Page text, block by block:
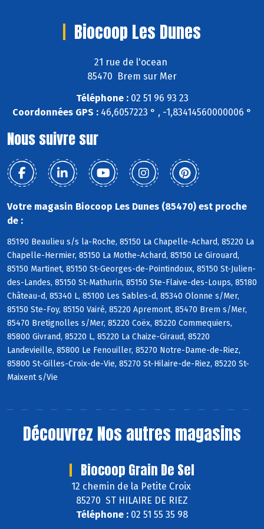
Biocoop Les Dunes
21 rue de l'ocean
85470 Brem sur Mer
Téléphone :02 51 96 93 23
Coordonnées GPS : 46,6057223 ° , -1,83414560000006 °
Nous suivre sur
Votre magasin Biocoop Les Dunes (85470) est proche
de :
85190 Beaulieu s/s la-Roche, 85150 La Chapelle-Achard, 85220 La
Chapelle-Hermier, 85150 La Mothe-Achard, 85150 Le Girouard,
85150 Martinet, 85150 St-Georges-de-Pointindoux, 85150 St-Julien-
des-Landes, 85150 St-Mathurin, 85150 Ste-Flaive-des-Loups, 85180
Château-d, 85340 L, 85100 Les Sables-d, 85340 Olonne s/Mer,
85150 Ste-Foy, 85150 Vairé, 85220 Apremont, 85470 Brem s/Mer,
85470 Bretignolles s/Mer, 85220 Coëx, 85220 Commequiers,
85800 Givrand, 85220 L, 85220 La Chaize-Giraud, 85220
Landevieille, 85800 Le Fenouiller, 85270 Notre-Dame-de-Riez,
85800 St-Gilles-Croix-de-Vie, 85270 St-Hilaire-de-Riez, 85220 St-
Maixent s/Vie
Découvrez Nos autres magasins
Biocoop Grain De Sel
12 chemin de la Petite Croix
85270 ST HILAIRE DE RIEZ
Téléphone : 02 51 55 35 98